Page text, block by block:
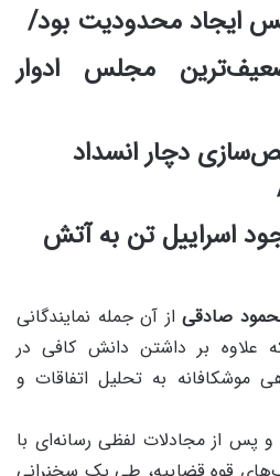
ایجاد محدودیت بود/
مجلس ادوار
دچار انسداد
اسراییل تن به آتش
صادقی از آن جمله نمایندگانی
بر داشتن دانش کافی در
موشکافانه به تحلیل اتفاقات و
محمود صادقی آذر سال ۹۵ و پس از مجادلات لفظی رسانه‌ای با
قوه قضاییه، طی یک سخنرانی